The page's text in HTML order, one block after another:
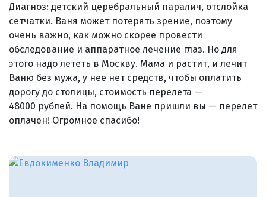
Диагноз: детский церебральный паралич, отслойка
сетчатки. Ваня может потерять зрение, поэтому
очень важно, как можно скорее провести
обследование и аппаратное лечение глаз. Но для
этого надо лететь в Москву. Мама и растит, и лечит
Ваню без мужа, у нее нет средств, чтобы оплатить
дорогу до столицы, стоимость перелета —
48000 рублей. На помощь Ване пришли вы — перелет
оплачен! Огромное спасибо!